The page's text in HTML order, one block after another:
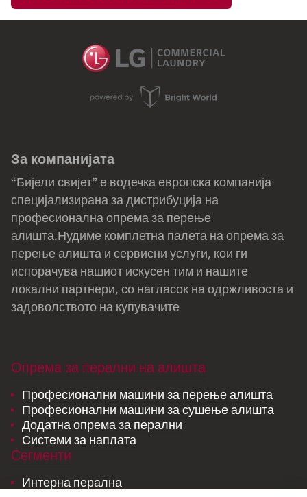
За компанијата
“Бијели свијет” е водечка европска компанија
специјализирана за дистрибуција на
професионална опрема за перење
алишта.Нудиме комплетна палета на опрема за
перење алишта и сервисни услуги, кои ги
испорачува нашиот искусен тим и нашите
локални партнери, со нагласок на одржливоста и
задоволството на купувачите
Опрема за перални на алишта
Професионални машини за перење алишта
Професионални машини за сушење алишта
Додатна опрема за перални
Системи за наплата
Сегменти
Интерна перална